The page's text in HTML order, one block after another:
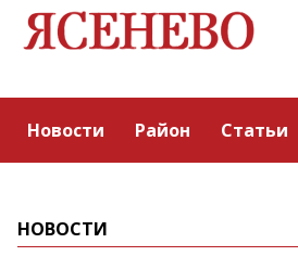
Новости Район Статьи
НОВОСТИ